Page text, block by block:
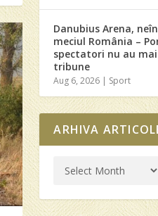
Danubius Arena,
meciul România –
spectatori nu au
tribune
Aug 6, 2026 | Sport
ARHIVA